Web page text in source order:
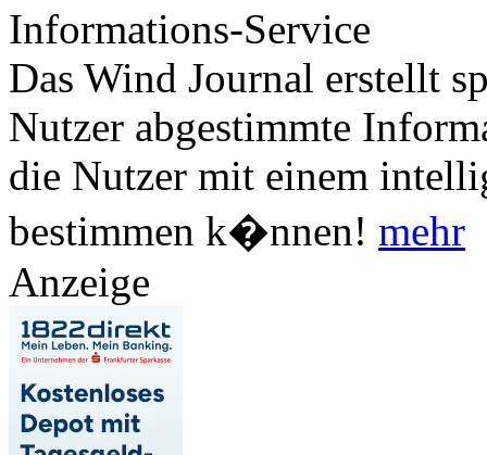
Informations-Service
Das Wind Journal erstellt
Nutzer abgestimmte
die Nutzer mit einem
bestimmen k�nnen! mehr
Anzeige